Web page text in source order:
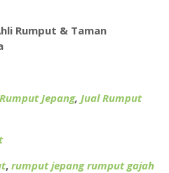
Rumput & Taman
Rumput Jepang, Jual Rumput
, rumput jepang rumput gajah